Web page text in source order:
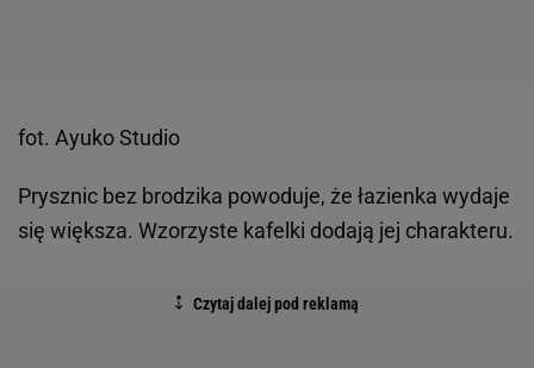
fot. Ayuko Studio
Prysznic bez brodzika powoduje, że łazienka wydaje
się większa. Wzorzyste kafelki dodają jej charakteru.